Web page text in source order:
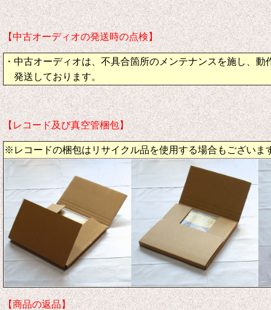
【中古オーディオの発送時の点検】
・中古オーディオは、不具合箇所のメンテナンスを施し、動
発送しております。
【レコード及び真空管梱包】
※レコードの梱包はリサイクル品を使用する場合もございま
【商品の返品】